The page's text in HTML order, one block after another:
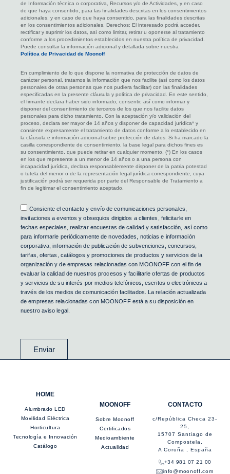
de Información técnica o corporativa, Recursos y/o de Actividades, y en caso
de que haya consentido, para las finalidades descritas en los consentimientos
adicionales, y en caso de que haya consentido, para las finalidades descritas
en los consentimientos adicionales. Derechos: El interesado podrá acceder,
rectificar y suprimir los datos, así como limitar, retirar u oponerse al tratamiento
conforme a los procedimientos establecidos en nuestra política de privacidad.
Puede consultar la información adicional y detallada sobre nuestra
Política de Privacidad de Moonoff
En cumplimiento de lo que dispone la normativa de protección de datos de
carácter personal, tratamos la información que nos facilite (así como los datos
personales de otras personas que nos pudiera facilitar) con las finalidades
especificadas en la presente cláusula y política de privacidad. En este sentido,
el firmante declara haber sido informado, consentir, así como informar y
disponer del consentimiento de terceros de los que nos facilite datos
personales para dicho tratamiento. Con la aceptación y/o validación del
proceso, declara ser mayor de 14 años y disponer de capacidad jurídica* y
consiente expresamente el tratamiento de datos conforme a lo establecido en
la cláusula e información adicional sobre protección de datos. Si ha marcado la
casilla correspondiente de consentimiento, la base legal para dichos fines es
su consentimiento, que puede retirar en cualquier momento. (*) En los casos
en los que represente a un menor de 14 años o a una persona con
incapacidad jurídica, declara responsablemente disponer de la patria potestad
o tutela del menor o de la representación legal jurídica correspondiente, cuya
justificación podrá ser requerida por parte del Responsable de Tratamiento a
fin de legitimar el consentimiento aceptado.
Consentimiento
Consiente el contacto y envío de comunicaciones personales,
invitaciones a eventos y obsequios dirigidos a clientes, felicitarle en
fechas especiales, realizar encuestas de calidad y satisfacción, así como
para informarle periódicamente de novedades, noticias e información
corporativa, información de publicación de subvenciones, concursos,
tarifas, ofertas, catálogos y promociones de productos y servicios de la
organización y de empresas relacionadas con MOONOFF con el fin de
evaluar la calidad de nuestros procesos y facilitarle ofertas de productos
y servicios de su interés por medios telefónicos, escritos o electrónicos a
través de los medios de comunicación facilitados. La relación actualizada
de empresas relacionadas con MOONOFF está a su disposición en
nuestro aviso legal.
Enviar
HOME
Alumbrado LED
Movilidad Eléctrica
Horticultura
Tecnología e Innovación
Catálogo
MOONOFF
Sobre Moonoff
Certificados
Medioambiente
Actualidad
CONTACTO
c/República Checa 23-
25,
15707 Santiago de
Compostela,
A Coruña , España
+34 981 07 21 00
info@moonoff.com